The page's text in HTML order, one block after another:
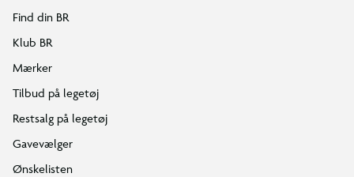
Find din BR
Klub BR
Mærker
Tilbud på legetøj
Restsalg på legetøj
Gavevælger
Ønskelisten